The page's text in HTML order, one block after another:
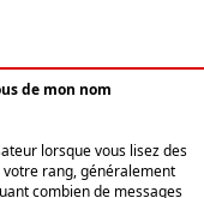
de mon nom
lorsque vous lisez des
rang, généralement
combien de messages